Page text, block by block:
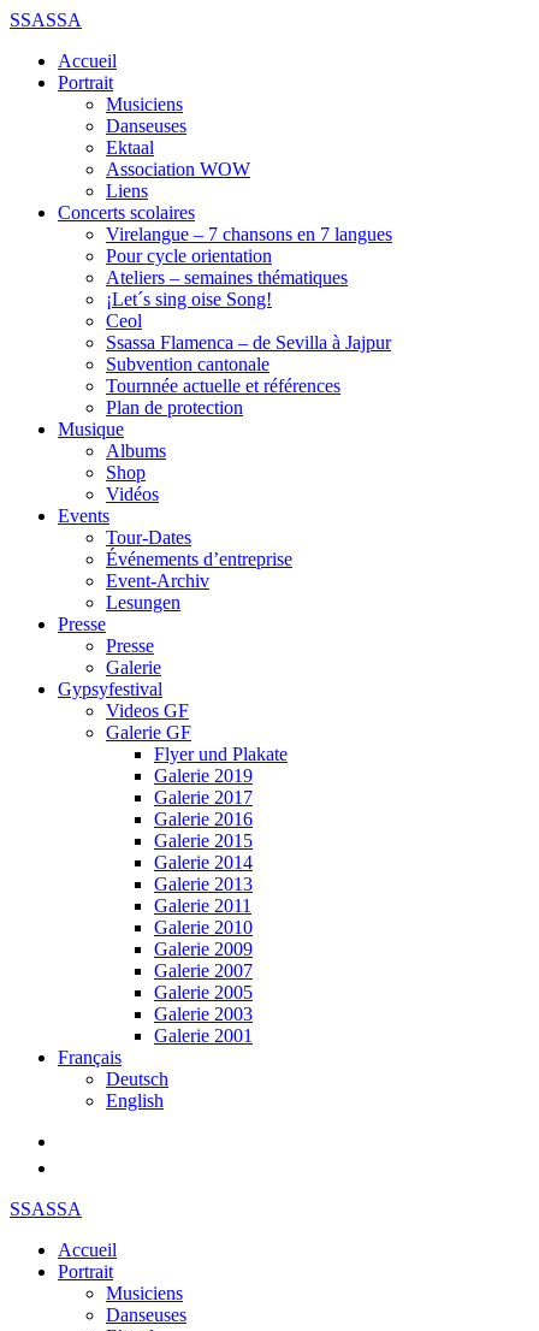
SSASSA
Accueil
Portrait
Musiciens
Danseuses
Ektaal
Association WOW
Liens
Concerts scolaires
Virelangue – 7 chansons en 7 langues
Pour cycle orientation
Ateliers – semaines thématiques
¡Let´s sing oise Song!
Ceol
Ssassa Flamenca – de Sevilla à Jajpur
Subvention cantonale
Tournnée actuelle et références
Plan de protection
Musique
Albums
Shop
Vidéos
Events
Tour-Dates
Événements d’entreprise
Event-Archiv
Lesungen
Presse
Presse
Galerie
Gypsyfestival
Videos GF
Galerie GF
Flyer und Plakate
Galerie 2019
Galerie 2017
Galerie 2016
Galerie 2015
Galerie 2014
Galerie 2013
Galerie 2011
Galerie 2010
Galerie 2009
Galerie 2007
Galerie 2005
Galerie 2003
Galerie 2001
Français
Deutsch
English
SSASSA
Accueil
Portrait
Musiciens
Danseuses